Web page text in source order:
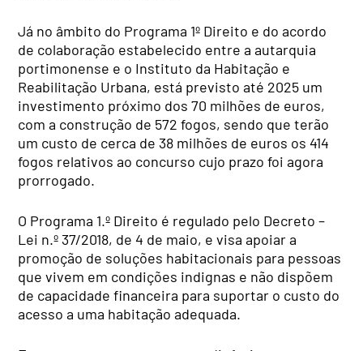
Já no âmbito do Programa 1º Direito e do acordo
de colaboração estabelecido entre a autarquia
portimonense e o Instituto da Habitação e
Reabilitação Urbana, está previsto até 2025 um
investimento próximo dos 70 milhões de euros,
com a construção de 572 fogos, sendo que terão
um custo de cerca de 38 milhões de euros os 414
fogos relativos ao concurso cujo prazo foi agora
prorrogado.
O Programa 1.º Direito é regulado pelo Decreto –
Lei n.º 37/2018, de 4 de maio, e visa apoiar a
promoção de soluções habitacionais para pessoas
que vivem em condições indignas e não dispõem
de capacidade financeira para suportar o custo do
acesso a uma habitação adequada.